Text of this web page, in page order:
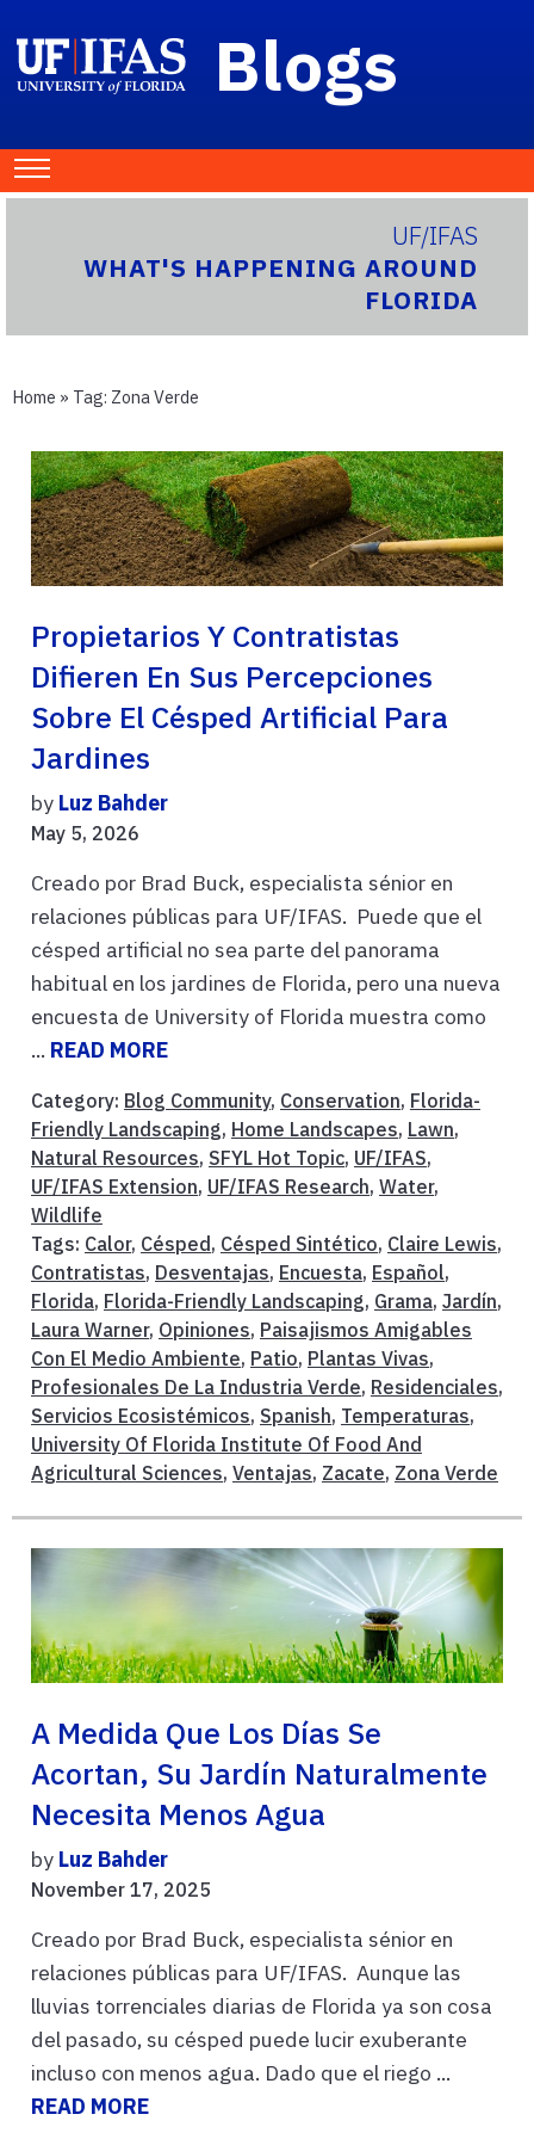
Blogs
UF/IFAS
WHAT'S HAPPENING AROUND
FLORIDA
Home » Tag: Zona Verde
Propietarios Y Contratistas
Difieren En Sus Percepciones
Sobre El Césped Artificial Para
Jardines
by Luz Bahder
May 5, 2026
Creado por Brad Buck, especialista sénior en
relaciones públicas para UF/IFAS. Puede que el
césped artificial no sea parte del panorama
habitual en los jardines de Florida, pero una nueva
encuesta de University of Florida muestra como
... READ MORE
Category: Blog Community, Conservation, Florida-
Friendly Landscaping, Home Landscapes, Lawn,
Natural Resources, SFYL Hot Topic, UF/IFAS,
UF/IFAS Extension, UF/IFAS Research, Water,
Wildlife
Tags: Calor, Césped , Césped Sintético, Claire Lewis,
Contratistas, Desventajas, Encuesta, Español,
Florida, Florida-Friendly Landscaping, Grama, Jardín,
Laura Warner, Opiniones, Paisajismos Amigables
Con El Medio Ambiente, Patio, Plantas Vivas,
Profesionales De La Industria Verde, Residenciales,
Servicios Ecosistémicos, Spanish, Temperaturas,
University Of Florida Institute Of Food And
Agricultural Sciences, Ventajas, Zacate, Zona Verde
A Medida Que Los Días Se
Acortan, Su Jardín Naturalmente
Necesita Menos Agua
by Luz Bahder
November 17, 2025
Creado por Brad Buck, especialista sénior en
relaciones públicas para UF/IFAS. Aunque las
lluvias torrenciales diarias de Florida ya son cosa
del pasado, su césped puede lucir exuberante
incluso con menos agua. Dado que el riego ...
READ MORE